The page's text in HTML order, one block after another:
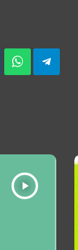
play_arrow